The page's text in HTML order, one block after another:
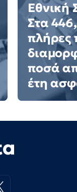
Εθνική
Στα
πλήρες
ποσά
έτη